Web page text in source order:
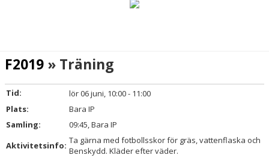
DOKUMENT
F2019 » Träning
Tid:
lör 06 juni, 10:00 - 11:00
Plats:
Bara IP
Samling:
09:45, Bara IP
Aktivitetsinfo: Ta gärna med fotbollsskor för gräs, vattenflaska och
Benskydd. Kläder efter väder.